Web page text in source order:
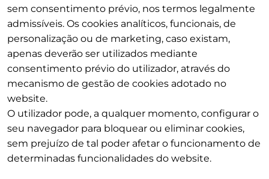
sem consentimento prévio, nos termos legalmente
admissíveis. Os cookies analíticos, funcionais, de
personalização ou de marketing, caso existam,
apenas deverão ser utilizados mediante
consentimento prévio do utilizador, através do
mecanismo de gestão de cookies adotado no
website.
O utilizador pode, a qualquer momento, configurar o
seu navegador para bloquear ou eliminar cookies,
sem prejuízo de tal poder afetar o funcionamento de
determinadas funcionalidades do website.